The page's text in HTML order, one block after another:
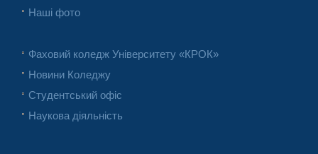
Наші фото
Фаховий коледж Університету «КРОК»
Новини Коледжу
Студентський офіс
Наукова діяльність